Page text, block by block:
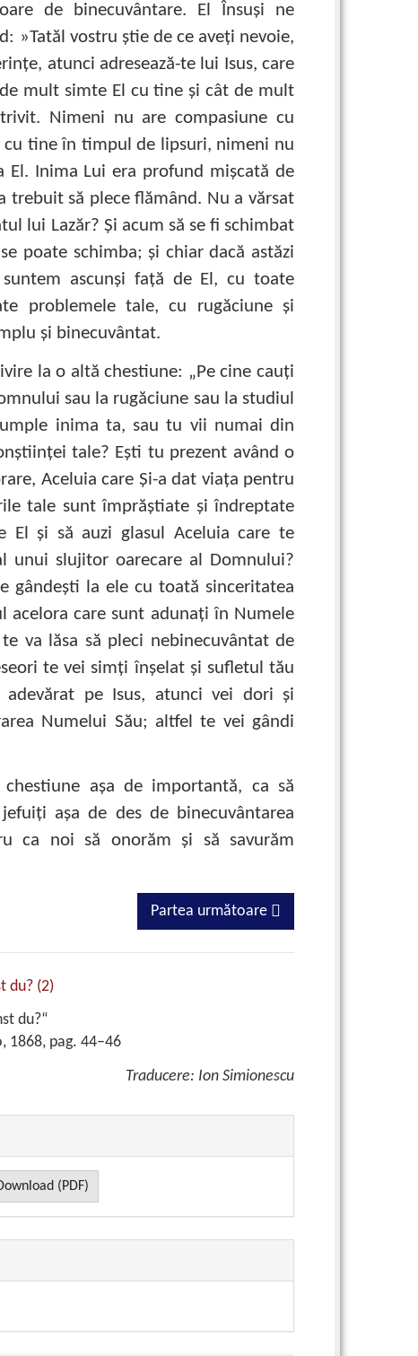
de binecuvântare. El Însuşi ne
»Tatăl vostru ştie de ce aveţi nevoie,
atunci adresează-te lui Isus, care
mult simte El cu tine şi cât de mult
Nimeni nu are compasiune cu
cu tine în timpul de lipsuri, nimeni nu
Inima Lui era profund mişcată de
să plece flămând. Nu a vărsat
lui Lazăr? Şi acum să se fi schimbat
poate schimba; şi chiar dacă astăzi
ascunşi faţă de El, cu toate
problemele tale, cu rugăciune şi
şi binecuvântat.
la o altă chestiune: „Pe cine cauţi
sau la rugăciune sau la studiul
inima ta, sau tu vii numai din
tale? Eşti tu prezent având o
Aceluia care Şi-a dat viaţa pentru
tale sunt împrăştiate şi îndreptate
El şi să auzi glasul Aceluia care te
unui slujitor oarecare al Domnului?
gândeşti la ele cu toată sinceritatea
acelora care sunt adunaţi în Numele
va lăsa să pleci nebinecuvântat de
te vei simţi înşelat şi sufletul tău
pe Isus, atunci vei dori şi
Numelui Său; altfel te vei gândi
aşa de importantă, ca să
aşa de des de binecuvântarea
ca noi să onorăm şi să savurăm
Partea următoare
du? (2)
du?“
1868, pag. 44–46
Traducere: Ion Simionescu
(PDF)